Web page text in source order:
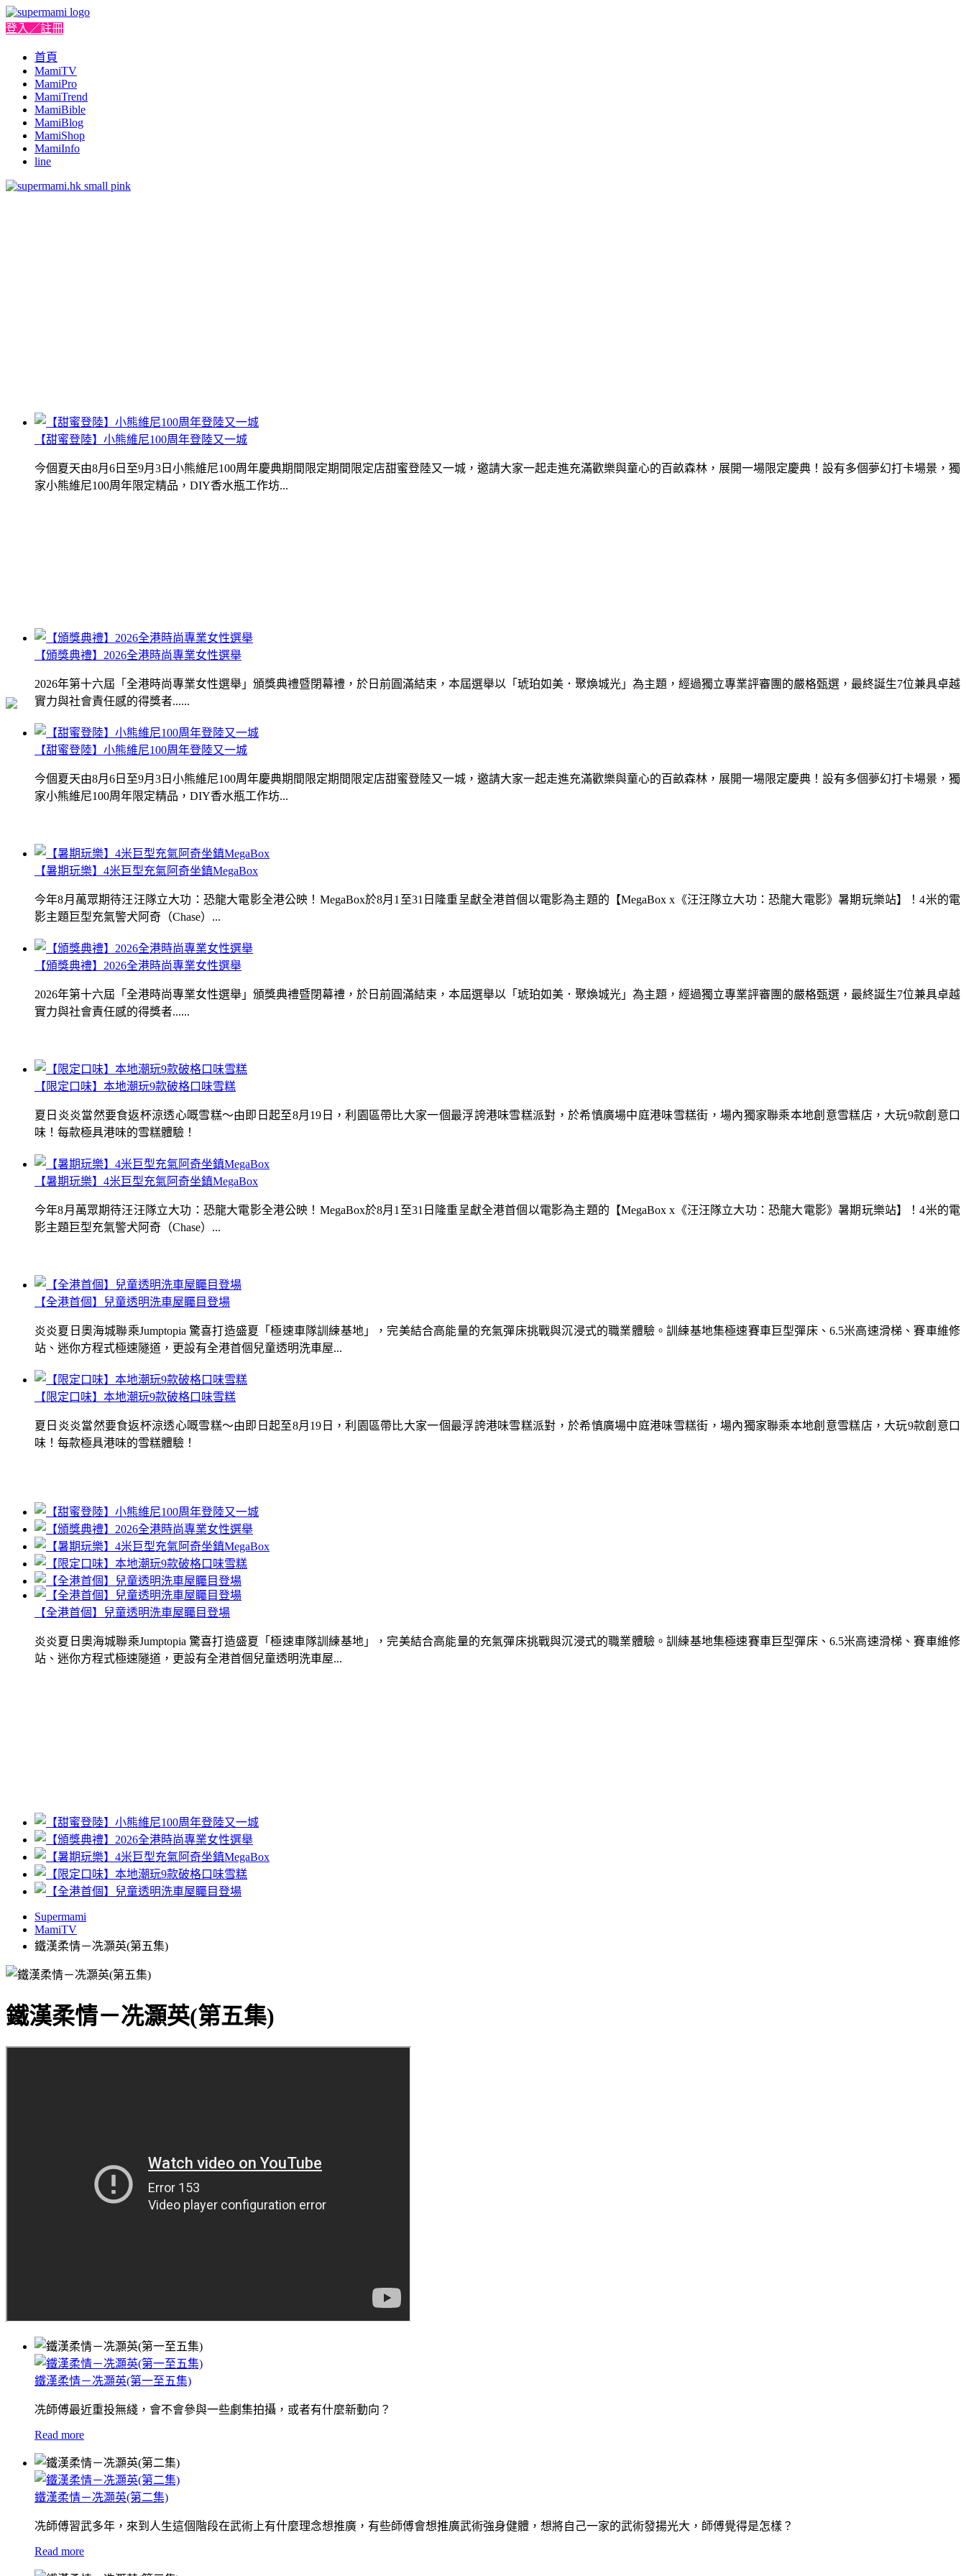
登入／註冊
首頁
MamiTV
MamiPro
MamiTrend
MamiBible
MamiBlog
MamiShop
MamiInfo
line
【甜蜜登陸】小熊維尼100周年登陸又一城
今個夏天由8月6日至9月3日小熊維尼100周年慶典期間限定期間限定店甜蜜登陸又一城，邀請大家一起走進充滿歡樂與童心的百畝森林，展開一場限定慶典！設有多個夢幻打卡場景，獨
家小熊維尼100周年限定精品，DIY香水瓶工作坊...
【頒獎典禮】2026全港時尚專業女性選舉
2026年第十六屆「全港時尚專業女性選舉」頒獎典禮暨閉幕禮，於日前圓滿結束，本屆選舉以「琥珀如美．聚煥城光」為主題，經過獨立專業評審團的嚴格甄選，最終誕生7位兼具卓越
實力與社會責任感的得獎者......
【暑期玩樂】4米巨型充氣阿奇坐鎮MegaBox
今年8月萬眾期待汪汪隊立大功：恐龍大電影全港公映！MegaBox於8月1至31日隆重呈獻全港首個以電影為主題的【MegaBox x《汪汪隊立大功：恐龍大電影》暑期玩樂站】！4米的電
影主題巨型充氣警犬阿奇（Chase）...
【限定口味】本地潮玩9款破格口味雪糕
夏日炎炎當然要食返杯涼透心嘅雪糕～由即日起至8月19日，利園區帶比大家一個最浮誇港味雪糕派對，於希慎廣場中庭港味雪糕街，場內獨家聯乘本地創意雪糕店，大玩9款創意口
味！每款極具港味的雪糕體驗！
【全港首個】兒童透明洗車屋矚目登場
炎炎夏日奧海城聯乘Jumptopia 驚喜打造盛夏「極速車隊訓練基地」，完美結合高能量的充氣彈床挑戰與沉浸式的職業體驗。訓練基地集極速賽車巨型彈床、6.5米高速滑梯、賽車維修
站、迷你方程式極速隧道，更設有全港首個兒童透明洗車屋...
【甜蜜登陸】小熊維尼100周年登陸又一城
今個夏天由8月6日至9月3日小熊維尼100周年慶典期間限定期間限定店甜蜜登陸又一城，邀請大家一起走進充滿歡樂與童心的百畝森林，展開一場限定慶典！設有多個夢幻打卡場景，獨
家小熊維尼100周年限定精品，DIY香水瓶工作坊...
【頒獎典禮】2026全港時尚專業女性選舉
2026年第十六屆「全港時尚專業女性選舉」頒獎典禮暨閉幕禮，於日前圓滿結束，本屆選舉以「琥珀如美．聚煥城光」為主題，經過獨立專業評審團的嚴格甄選，最終誕生7位兼具卓越
實力與社會責任感的得獎者......
【暑期玩樂】4米巨型充氣阿奇坐鎮MegaBox
今年8月萬眾期待汪汪隊立大功：恐龍大電影全港公映！MegaBox於8月1至31日隆重呈獻全港首個以電影為主題的【MegaBox x《汪汪隊立大功：恐龍大電影》暑期玩樂站】！4米的電
影主題巨型充氣警犬阿奇（Chase）...
【限定口味】本地潮玩9款破格口味雪糕
夏日炎炎當然要食返杯涼透心嘅雪糕～由即日起至8月19日，利園區帶比大家一個最浮誇港味雪糕派對，於希慎廣場中庭港味雪糕街，場內獨家聯乘本地創意雪糕店，大玩9款創意口
味！每款極具港味的雪糕體驗！
【全港首個】兒童透明洗車屋矚目登場
炎炎夏日奧海城聯乘Jumptopia 驚喜打造盛夏「極速車隊訓練基地」，完美結合高能量的充氣彈床挑戰與沉浸式的職業體驗。訓練基地集極速賽車巨型彈床、6.5米高速滑梯、賽車維修
站、迷你方程式極速隧道，更設有全港首個兒童透明洗車屋...
Supermami
MamiTV
鐵漢柔情－冼灝英(第五集)
鐵漢柔情－冼灝英(第五集)
鐵漢柔情－冼灝英(第一至五集)
冼師傅最近重投無綫，會不會參與一些劇集拍攝，或者有什麼新動向？
Read more
鐵漢柔情－冼灝英(第二集)
冼師傅習武多年，來到人生這個階段在武術上有什麼理念想推廣，有些師傅會想推廣武術強身健體，想將自己一家的武術發揚光大，師傅覺得是怎樣？
Read more